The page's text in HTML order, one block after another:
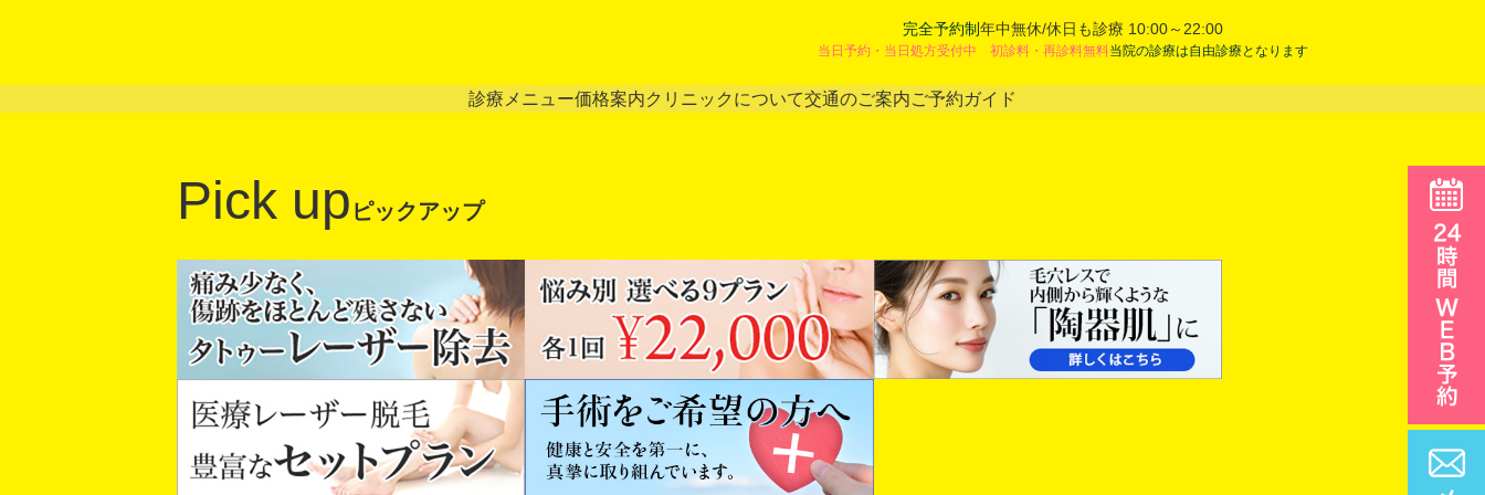
完全予約制年中無休/休日も診療 10:00～22:00
当日予約・当日処方受付中 初診料・再診料無料当院の診療は自由診療となります
診療メニュー価格案内クリニックについて交通のご案内ご予約ガイド
Pick up ピックアップ